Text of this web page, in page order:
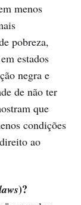
menos
pobreza,
estados
negra e
de não ter
que
condições
ao
)?